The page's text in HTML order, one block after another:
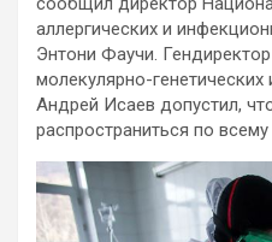
аллергических и
Энтони Фаучи.
молекулярно-
Андрей Исаев допустил,
распространиться по всему